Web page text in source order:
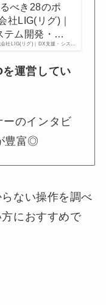
会社LIG(リグ)｜DX支援・シス…
べき28のポ
社LIG(リグ)｜
テム開発・…
運営してい
ーのインタビ
豊富◎
ない操作を調べ
におすすめで